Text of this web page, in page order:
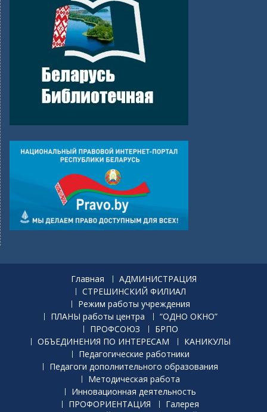
Главная
АДМИНИСТРАЦИЯ
СТРЕШИНСКИЙ ФИЛИАЛ
Режим работы учреждения
ПЛАНЫ работы центра
“ОДНО ОКНО”
ПРОФСОЮЗ
БРПО
ОБЪЕДИНЕНИЯ ПО ИНТЕРЕСАМ
КАНИКУЛЫ
Педагогические работники
Педагоги дополнительного образования
Методическая работа
Инновационная деятельность
ПРОФОРИЕНТАЦИЯ
Галерея